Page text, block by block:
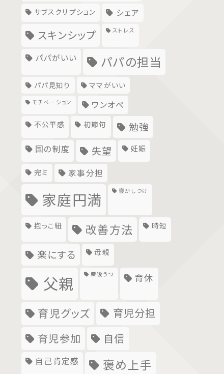
サブスクリプション シェア
スキンシップ ストレス
パパがいい パパの担当
パパ見知り ママがいい
モチベーション ワンオペ
不公平感 初節句 勉強
国の制度 失望 妊娠
完ミ 家事分担
家庭円満 寝かしつけ
抱っこ紐 改善方法 時短
楽にする 母親
父親 産後うつ 育休
育児グッズ
育児分担
育児参加
自信
自己肯定感 褒め上手